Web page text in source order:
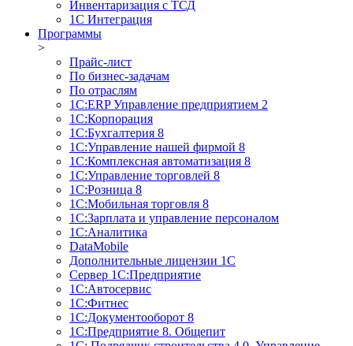
Инвентаризация с ТСД
1С Интеграция
Программы
>
Прайс-лист
По бизнес-задачам
По отраслям
1C:ERP Управление предприятием 2
1С:Корпорация
1С:Бухгалтерия 8
1С:Управление нашей фирмой 8
1С:Комплексная автоматизация 8
1С:Управление торговлей 8
1С:Розница 8
1С:Мобильная торговля 8
1С:Зарплата и управление персоналом
1С:Аналитика
DataMobile
Дополнительные лицензии 1С
Сервер 1С:Предприятие
1С:Автосервис
1С:Фитнес
1С:Документооборот 8
1С:Предприятие 8. Общепит